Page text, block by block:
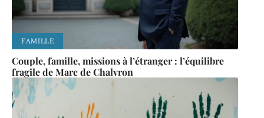
FAMILLE
Couple, famille, missions à l’étranger : l’équilibre
fragile de Marc de Chalvron